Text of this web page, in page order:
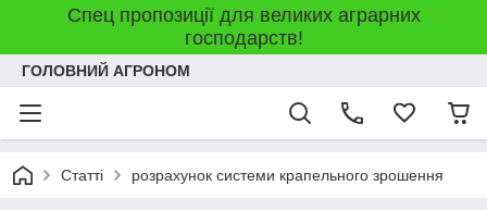
Спец пропозиції для великих аграрних
господарств!
ГОЛОВНИЙ АГРОНОМ
Статті розрахунок системи крапельного зрошення